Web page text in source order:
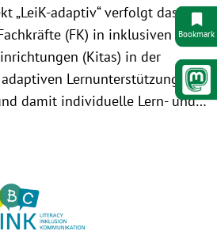
„LeiK-adaptiv“ verfolgt das Ziel,
(FK) in inklusiven
(Kitas) in der
Lernunterstützung zu
damit individuelle Lern- und…
Bookmark